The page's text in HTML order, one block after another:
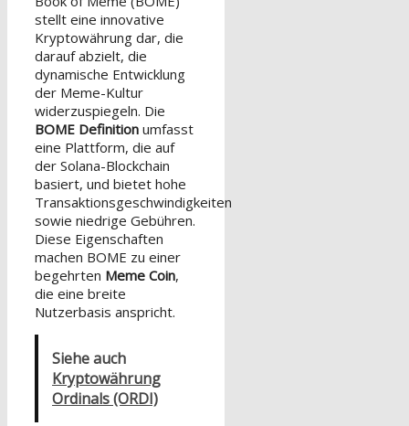
stellt eine innovative
Kryptowährung dar, die
darauf abzielt, die
dynamische Entwicklung
der Meme-Kultur
widerzuspiegeln. Die
BOME Definition umfasst
eine Plattform, die auf
der Solana-Blockchain
basiert, und bietet hohe
Transaktionsgeschwindigkeiten
sowie niedrige Gebühren.
Diese Eigenschaften
machen BOME zu einer
begehrten Meme Coin,
die eine breite
Nutzerbasis anspricht.
Siehe auch
Kryptowährung
Ordinals (ORDI)